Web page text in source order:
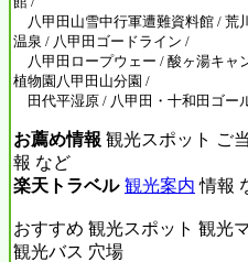
八甲田山雪中行軍遭難資料館 / 荒
温泉 / 八甲田ゴードライン /
八甲田ロープウェー / 酸ヶ湯キャ
植物園八甲田山分園 /
田代平湿原 / 八甲田・十和田ゴー
お薦め情報 観光スポット ご
報 など
楽天トラベル 観光案内 情報
おすすめ 観光スポット 観光
観光バス 穴場